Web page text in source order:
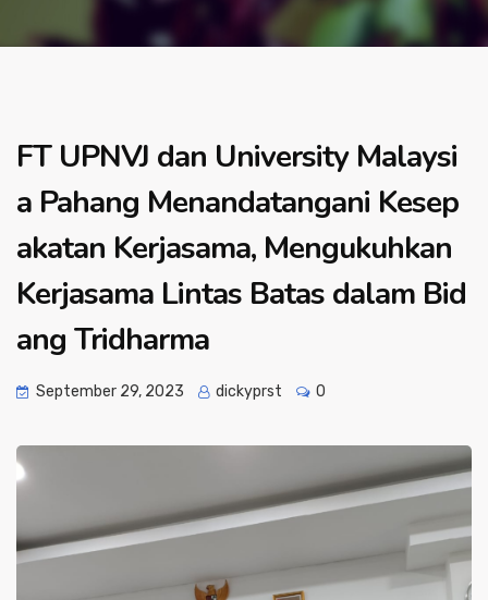
FT UPNVJ dan University Malaysi
a Pahang Menandatangani Kesep
akatan Kerjasama, Mengukuhkan
Kerjasama Lintas Batas dalam Bid
ang Tridharma
September 29, 2023 dickyprst 0